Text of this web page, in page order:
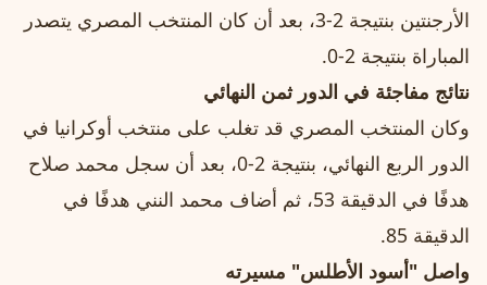
الأرجنتين بنتيجة 2-3، بعد أن كان المنتخب المصري يتصدر
المباراة بنتيجة 2-0.
نتائج مفاجئة في الدور ثمن النهائي
وكان المنتخب المصري قد تغلب على منتخب أوكرانيا في
الدور الربع النهائي، بنتيجة 2-0، بعد أن سجل محمد صلاح
هدفًا في الدقيقة 53، ثم أضاف محمد النني هدفًا في
الدقيقة 85.
واصل "أسود الأطلس" مسيرته